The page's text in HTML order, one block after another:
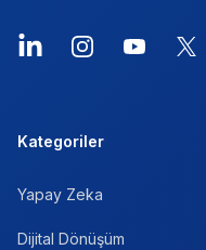
LinkedInInstagramYouTube
X
Kategoriler
Yapay Zeka
Dijital Dönüşüm